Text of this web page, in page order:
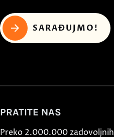
SARAĐUJMO!
PRATITE NAS
Preko 2.000.000 zadovoljnih